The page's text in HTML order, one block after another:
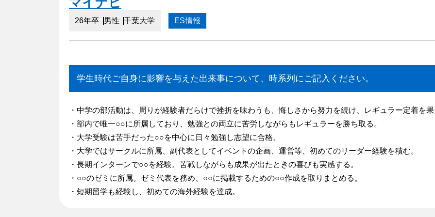
26年卒 男性 千葉大学 ES情報
学生時代ご自身に影響を与えた出来事について、時系列にご記入ください。
・中学の部活動は、周りが経験者だらけで挫折を味わうも、悔しさから努力を続け、レギュラー定着を
・部内で唯一○○に所属しており、勉強との両立に苦労しながらもレギュラーを勝ち取る。
・大学受験は苦手だった○○を中心に日々勉強し志望に合格。
・大学ではサークルに所属、副代表としてイベントの企画、運営等、初めてのリーダー経験を積む。
・長期インターンで○○を経験。苦戦しながらも成果が出たときの喜びも実感する。
・○○のゼミに所属。ゼミ代表を務め、○○に掲載するための○○作成を取りまとめる。
・短期留学も経験し、初めての海外経験を達成。